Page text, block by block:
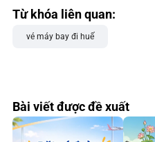
Từ khóa liên quan:
vé máy bay đi huế
Bài viết được đề xuất